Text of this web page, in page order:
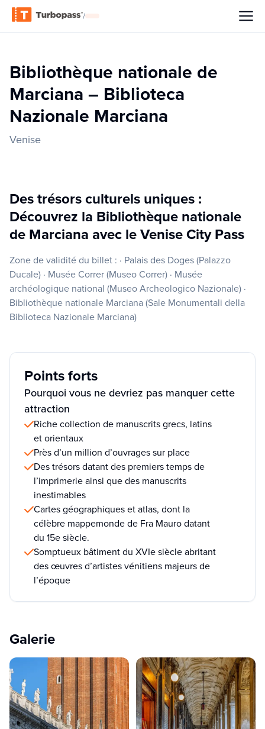
/
Bibliothèque nationale de
Marciana – Biblioteca
Nazionale Marciana
Venise
Des trésors culturels uniques :
Découvrez la Bibliothèque nationale
de Marciana avec le Venise City Pass
Zone de validité du billet : · Palais des Doges (Palazzo
Ducale) · Musée Correr (Museo Correr) · Musée
archéologique national (Museo Archeologico Nazionale) ·
Bibliothèque nationale Marciana (Sale Monumentali della
Biblioteca Nazionale Marciana)
Points forts
Pourquoi vous ne devriez pas manquer cette
attraction
Riche collection de manuscrits grecs, latins
et orientaux
Près d’un million d’ouvrages sur place
Des trésors datant des premiers temps de
l’imprimerie ainsi que des manuscrits
inestimables
Cartes géographiques et atlas, dont la
célèbre mappemonde de Fra Mauro datant
du 15e siècle.
Somptueux bâtiment du XVIe siècle abritant
des œuvres d’artistes vénitiens majeurs de
l’époque
Galerie